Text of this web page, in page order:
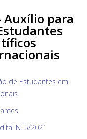
Auxílio para
de Estudantes em
N. 5/2021